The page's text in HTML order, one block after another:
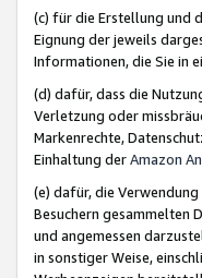
(c) für die Erstellung und
Eignung der jeweils
Informationen, die Sie in
(d) dafür, dass die
Verletzung oder
Markenrechte,
Einhaltung derAmazon
(e) dafür, die
Besuchern gesammelten
und angemessen
in sonstiger Weise,